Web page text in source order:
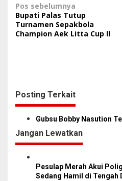
N
a
v
s
i
o
Pos sebelumnya
Bupati Palas Tutup
Turnamen Sepakbola
Champion Aek Litta Cup II
Posting Terkait
Gubsu Bobby Nasution
Jangan Lewatkan
Pesulap Merah Akui
Sedang Hamil di Tengah